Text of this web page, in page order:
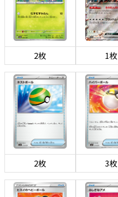
2枚 1枚
2枚 3枚